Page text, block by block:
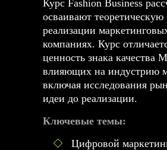
Курс Fashion Business
осваивают
реализации
компаниях. Курс
ценность знака качества
влияющих на индустрию
включая исследования
идеи до реализации.
Ключевые темы:
Цифровой